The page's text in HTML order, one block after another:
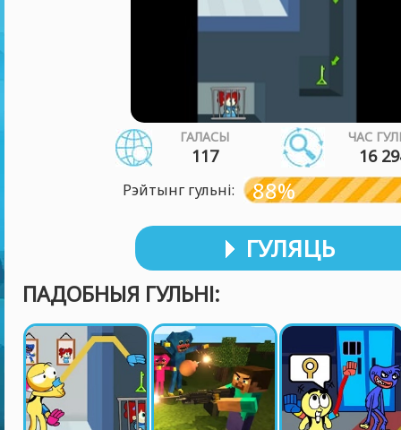
ГАЛАСЫ
117
ЧАС
16
Рэйтынг гульні: 88%
ГУЛЯЦЬ
ПАДОБНЫЯ ГУЛЬНІ: